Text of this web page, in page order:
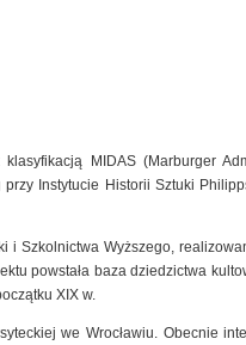
MIDAS (Marburger
Instytucie Historii Sztuki
i Szkolnictwa Wyższego,
powstała baza dziedzictwa
XIX w.
we Wrocławiu. Obecnie